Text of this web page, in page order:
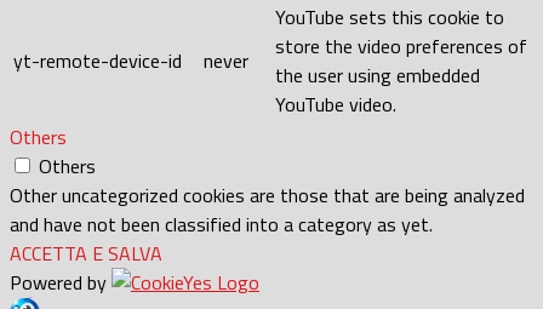
yt-remote-device-id never
YouTube sets this cookie to
store the video preferences of
the user using embedded
YouTube video.
Others
Others
Other uncategorized cookies are those that are being analyzed
and have not been classified into a category as yet.
ACCETTA E SALVA
Powered by